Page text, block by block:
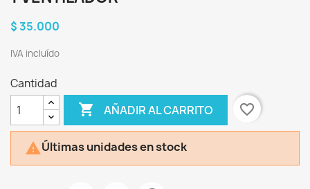
$ 35.000
IVA incluído
Cantidad
 AÑADIR AL CARRITO favorite_border
Últimas unidades en stock